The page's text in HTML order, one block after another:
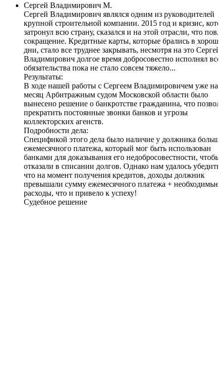
Сергей Владимирович М.
Сергей Владимирович являлся одним из руководителей
крупной строительной компании. 2015 год и кризис,
затронул всю страну, сказался и на этой отрасли, что
сокращение. Кредитные карты, которые брались в
дни, стало все труднее закрывать, несмотря на это Сергей
Владимирович долгое время добросовестно исполнял все
обязательства пока не стало совсем тяжело...
Результаты:
В ходе нашей работы с Сергеем Владимировичем уже на
месяц Арбитражным судом Московской области было
вынесено решение о банкротстве гражданина, что
прекратить постоянные звонки банков и угрозы
коллекторских агенств.
Подробности дела:
Спецификой этого дела было наличие у должника
ежемесячного платежа, который мог быть использован
банками для доказывания его недобросовестности,
отказали в списании долгов. Однако нам удалось убедить
что на момент получения кредитов, доходы должник
превышали сумму ежемесячного платежа + необходимые
расходы, что и привело к успеху!
Судебное решение